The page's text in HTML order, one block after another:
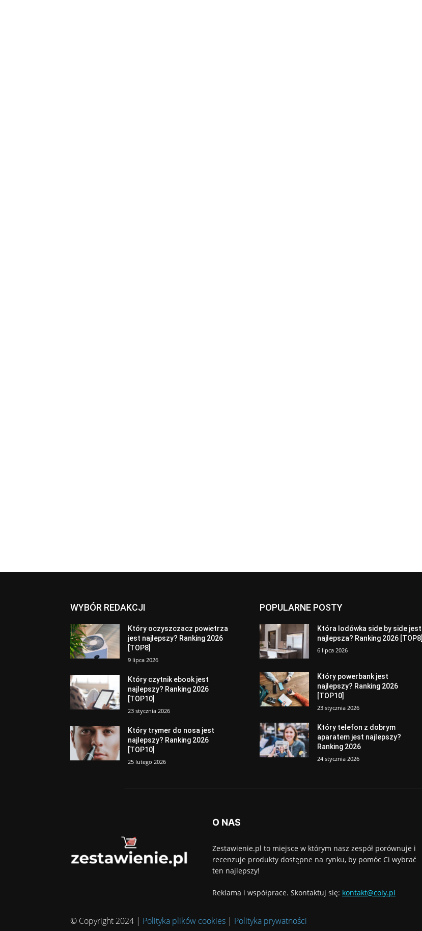
WYBÓR REDAKCJI
Który oczyszczacz powietrza
jest najlepszy? Ranking 2026
[TOP8]
9 lipca 2026
Który czytnik ebook jest
najlepszy? Ranking 2026
[TOP10]
23 stycznia 2026
Który trymer do nosa jest
najlepszy? Ranking 2026
[TOP10]
25 lutego 2026
POPULARNE POSTY
Która lodówka side by side jest
najlepsza? Ranking 2026 [TOP8]
6 lipca 2026
Który powerbank jest
najlepszy? Ranking 2026
[TOP10]
23 stycznia 2026
Który telefon z dobrym
aparatem jest najlepszy?
Ranking 2026
24 stycznia 2026
O NAS
Zestawienie.pl to miejsce w którym nasz zespół porównuje i
recenzuje produkty dostępne na rynku, by pomóc Ci wybrać
ten najlepszy!
Reklama i współprace. Skontaktuj się: kontakt@coly.pl
© Copyright 2024 | Polityka plików cookies | Polityka prywatności